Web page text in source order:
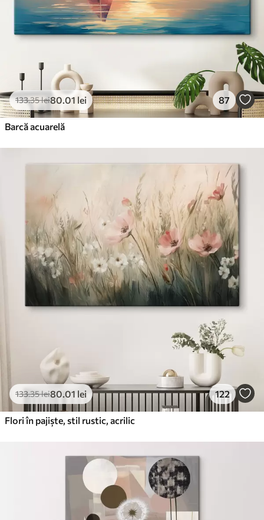
133.35lei80.01 lei 87
Barcă acuarelă
133.35lei80.01 lei 122
Flori în pajiște, stil rustic, acrilic